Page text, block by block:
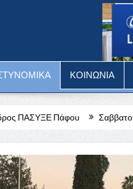
ΚΟΙΝΩΝΙΑ
Σαββατοκύριακο με ζέστη, θα